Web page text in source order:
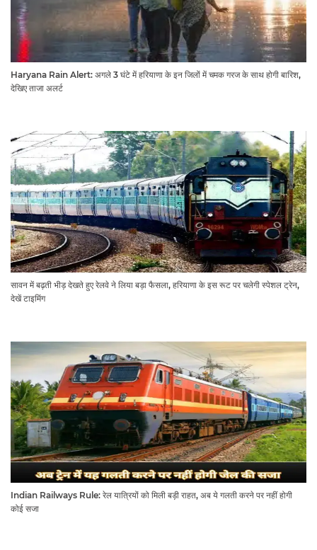
Haryana Rain Alert: अगले 3 घंटे में हरियाणा के इन जिलों में चमक गरज के साथ होगी बारिश,
देखिए ताजा अलर्ट
सावन में बढ़ती भीड़ देखते हुए रेलवे ने लिया बड़ा फैसला, हरियाणा के इस रूट पर चलेगी स्पेशल ट्रेन,
देखें टाइमिंग
Indian Railways Rule: रेल यात्रियों को मिली बड़ी राहत, अब ये गलती करने पर नहीं होगी
कोई सजा